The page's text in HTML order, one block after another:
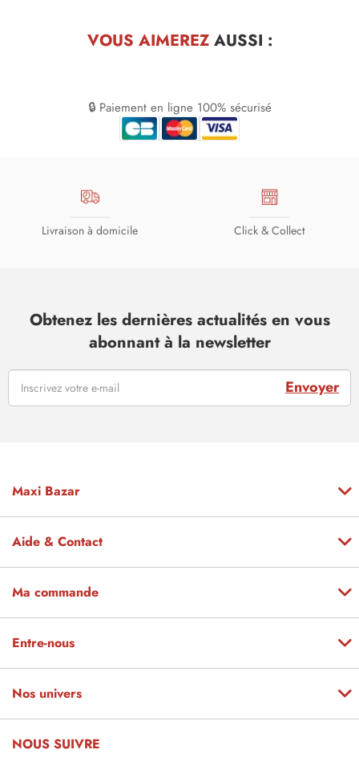
VOUS AIMEREZAUSSI :
🔒 Paiement en ligne 100% sécurisé
Livraison à domicile Click & Collect
Obtenez les dernières actualités en vous
abonnant à la newsletter
Envoyer
Maxi Bazar
Aide & Contact
Ma commande
Entre-nous
Nos univers
NOUS SUIVRE